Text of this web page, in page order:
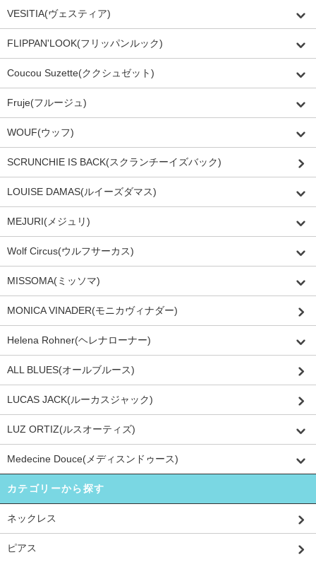
VESITIA(ヴェスティア)
FLIPPAN'LOOK(フリッパンルック)
Coucou Suzette(ククシュゼット)
Fruje(フルージュ)
WOUF(ウッフ)
SCRUNCHIE IS BACK(スクランチーイズバック)
LOUISE DAMAS(ルイーズダマス)
MEJURI(メジュリ)
Wolf Circus(ウルフサーカス)
MISSOMA(ミッソマ)
MONICA VINADER(モニカヴィナダー)
Helena Rohner(ヘレナローナー)
ALL BLUES(オールブルース)
LUCAS JACK(ルーカスジャック)
LUZ ORTIZ(ルスオーティズ)
Medecine Douce(メディスンドゥース)
カテゴリーから探す
ネックレス
ピアス